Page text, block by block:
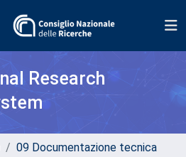
Research
09 Documentazione tecnica